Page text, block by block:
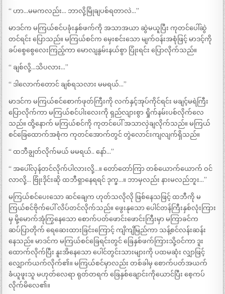
“ ဟာ…မမကလည်း… ဘာလို့မြိုချပစ်ရတာလဲ…”
မာဒင်က မကြယ်စင်ပခုံးနှစ်ဖက်ကို အသာအယာ ဆွဲမယူပြီး ကုတင်ပေါ်ဆွဲ
တင်ရင်း ပြောသည်။ မကြယ်စင်က မှေးစင်းသော မျက်ဝန်းအစုံဖြင့် မာဒင့်ကို
ခပ်စွေစွေလေးကြည့်ကာ မောလျနွမ်းနယ်စွာ ပြုံးရင်း ပြောလိုက်သည်။
“ ချစ်လို့…သိပလား…”
“ ဒါလောက်တောင် ချစ်ရသလား မမရယ်…”
မာဒင်က မကြယ်စင်စောက်ဖုတ်ကြီးကို လက်နှင့်အုပ်ကိုင်ရင်း မချင့်မရဲကြီး
ပြောလိုက်ကာ မကြယ်စင်ပါးလေးကို ရှည်လျားစွာ ရှိုက်နမ်းပစ်လိုက်လေ
သည်။ ထို့နောက် မကြယ်စင်ကို ကုတင်ပေါ် အသာလှဲချလိုက်သည်။ မကြယ်
စင်ခြေထောက်အစုံက ကုတင်အောက်တွင် တွဲလောင်းကျလျက်ရှိသည်။
“ ထဘီချွတ်လိုက်မယ် မမရယ်.. နော်…”
“ အပေါ်လှန်တင်လိုက်ပါလားလို့…။ တော်တော်ကြာ တစ်ယောက်ယောက် ဝင်
လာလို့… ဗြုံးဒိုင်းဆို ထဘီရှာနေရရင် ဒုက္ခ…။ ဘာမှလည်း နားမလည်ဘူး…”
မကြယ်စင်ပေးသော ဆင်ချေက ဟုတ်သလိုလို ဖြစ်နေသဖြင့် ထဘီကို မ
ကြယ်စင်ဗိုက်ပေါ် လိပ်တင်လိုက်သည်။ ဖွေးနုသော ပေါင်တန်ကြီးနှစ်လုံးကြား
မှ မို့မောက်အုံကြွနေသော စောက်ပတ်ဖောင်းဖောင်းကြီးမှာ မကြာခင်က
ဆပ်ပြာတိုက် ရေဆေးထားခြင်းကြောင့် ကျိကျိမြည်ကာ သန့်စင်လန်းဆန်း
နေသည်။ မာဒင်က မကြယ်စင်ခြေရင်းတွင် ခြေနှစ်ဖက်ကြားသို့ဝင်ကာ ဒူး
ထောက်လိုက်ပြီး နူးအိနေသော ပေါင်တွင်းသားများကို ပထမဆုံး လျှာဖြင့်
လျှောက်ယက်လိုက်၏။ မကြယ်စင်မှာလည်း တစ်ခါမှ စောက်ပတ်အယက်
ခံယူဖူးသူ မဟုတ်လေရာ ရုတ်တရက် ခြေနှစ်ချောင်းကိုယောင်ပြီး စေ့ကပ်
လိုက်မိလေ၏။